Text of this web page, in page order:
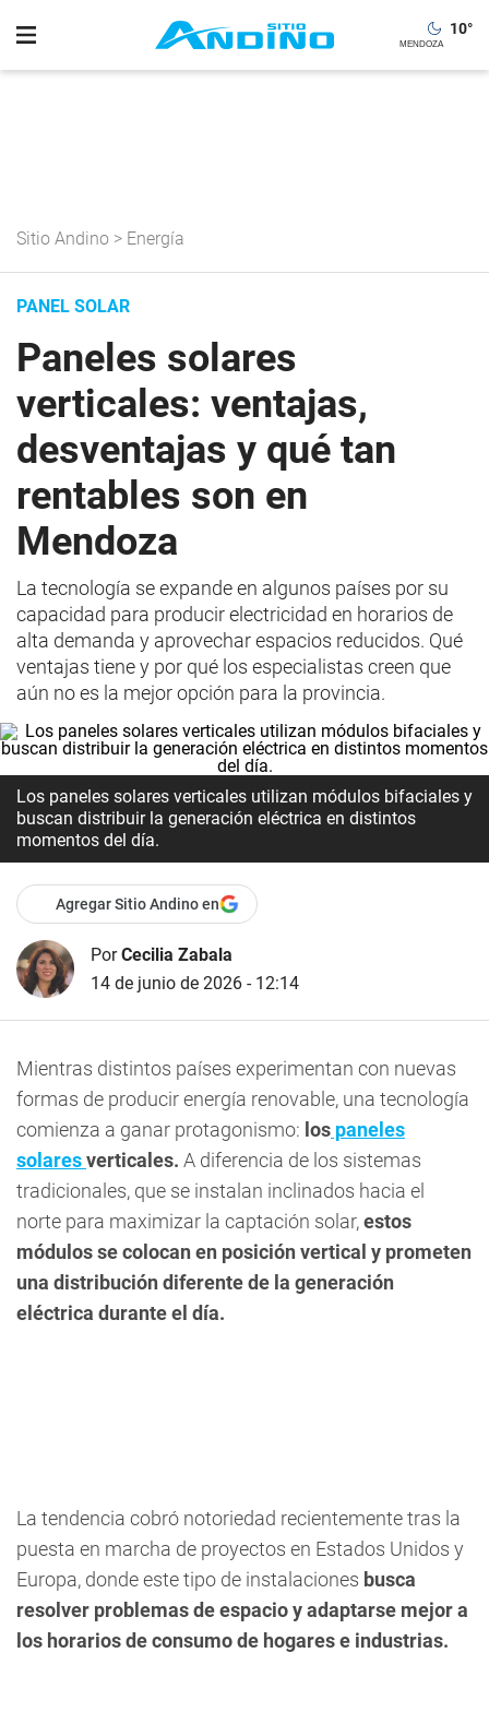
10°
Sitio Andino > Energía
PANEL SOLAR
Paneles solares
verticales: ventajas,
desventajas y qué tan
rentables son en
Mendoza
La tecnología se expande en algunos países por su
capacidad para producir electricidad en horarios de
alta demanda y aprovechar espacios reducidos. Qué
ventajas tiene y por qué los especialistas creen que
aún no es la mejor opción para la provincia.
Los paneles solares verticales utilizan módulos bifaciales y
buscan distribuir la generación eléctrica en distintos
momentos del día.
Agregar Sitio Andino en
PorCecilia Zabala
14 de junio de 2026 - 12:14
Mientras distintos países experimentan con nuevas
formas de producir energía renovable, una tecnología
comienza a ganar protagonismo: los paneles
solaresverticales. A diferencia de los sistemas
tradicionales, que se instalan inclinados hacia el
norte para maximizar la captación solar,estos
módulos se colocan en posición vertical y prometen
una distribución diferente de la generación
eléctrica durante el día.
La tendencia cobró notoriedad recientemente tras la
puesta en marcha de proyectos en Estados Unidos y
Europa, donde este tipo de instalaciones busca
resolver problemas de espacio y adaptarse mejor a
los horarios de consumo de hogares e industrias.